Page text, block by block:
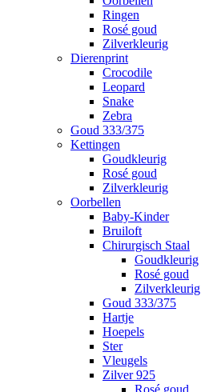
Ringen
Rosé goud
Zilverkleurig
Dierenprint
Crocodile
Leopard
Snake
Zebra
Goud 333/375
Kettingen
Goudkleurig
Rosé goud
Zilverkleurig
Oorbellen
Baby-Kinder
Bruiloft
Chirurgisch Staal
Goudkleurig
Rosé goud
Zilverkleurig
Goud 333/375
Hartje
Hoepels
Ster
Vleugels
Zilver 925
Rosé goud